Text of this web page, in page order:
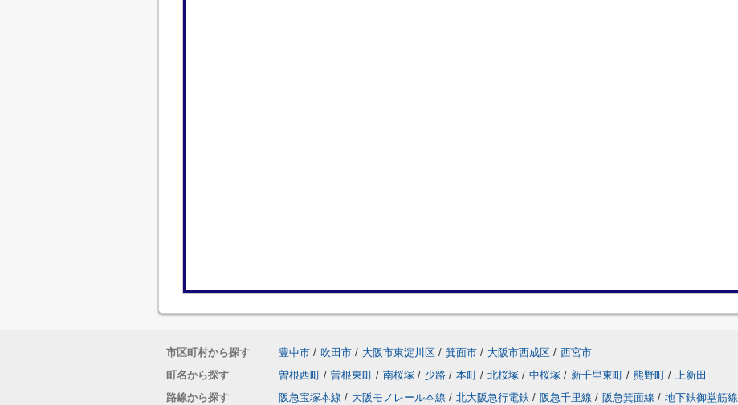
市区町村から探す 豊中市 / 吹田市 / 大阪市東淀川区 / 箕面市 / 大阪市西成区 / 西宮市
町名から探す
曽根西町 / 曽根東町 / 南桜塚 / 少路 / 本町 / 北桜塚 / 中桜塚 / 新千里東町 / 熊野町 / 上新田
路線から探す
阪急宝塚本線 / 大阪モノレール本線 / 北大阪急行電鉄 / 阪急千里線 / 阪急箕面線 / 地下鉄御堂筋線